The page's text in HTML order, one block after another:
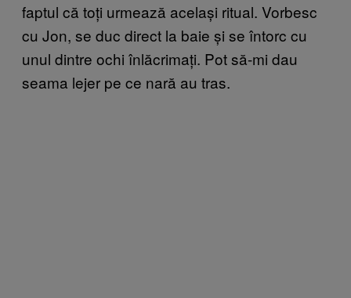
faptul că toți urmează același ritual. Vorbesc
cu Jon, se duc direct la baie și se întorc cu
unul dintre ochi înlăcrimați. Pot să-mi dau
seama lejer pe ce nară au tras.